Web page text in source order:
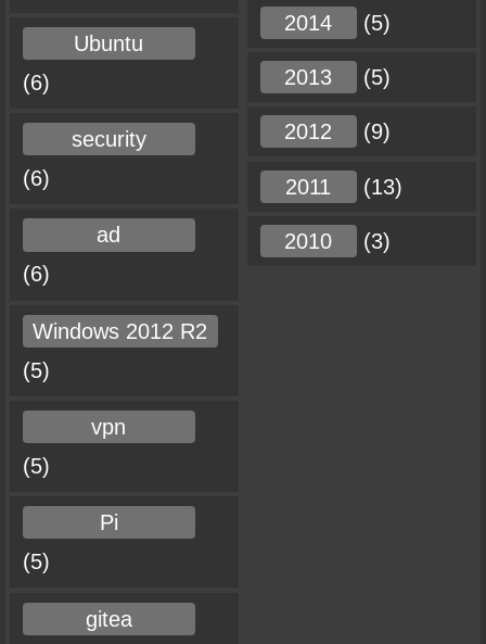
2014 (5)
2013 (5)
2012 (9)
2011 (13)
2010 (3)
Ubuntu
(6)
security
(6)
ad
(6)
Windows 2012 R2
(5)
vpn
(5)
Pi
(5)
gitea